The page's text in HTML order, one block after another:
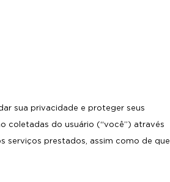
sua privacidade e proteger seus
coletadas do usuário (“você”) através
serviços prestados, assim como de que